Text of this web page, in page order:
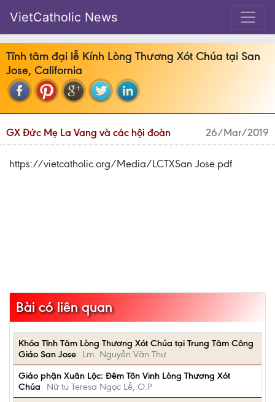
VietCatholic News
Tĩnh tâm đại lễ Kính Lòng Thương Xót Chúa tại San
Jose, California
GX Đức Mẹ La Vang và các hội đoàn 26/Mar/2019
https://vietcatholic.org/Media/LCTXSan Jose.pdf
Bài có liên quan
Khóa Tĩnh Tâm Lòng Thương Xót Chúa tại Trung Tâm Công
Giáo San Jose
Lm. Nguyễn Văn Thư
Giáo phận Xuân Lộc: Đêm Tôn Vinh Lòng Thương Xót
Chúa
Nữ tu Teresa Ngọc Lễ, O.P